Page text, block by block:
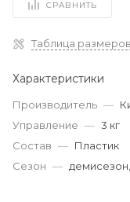
СРАВНИТЬ
Таблица размеров
Характеристики
Производитель —
Управление — 3 кг
Состав — Пластик
Сезон —